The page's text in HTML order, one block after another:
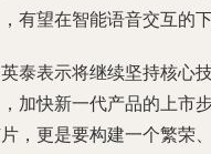
有望在智能语音交互的
泰表示将继续坚持核心
加快新一代产品的上市
，更是要构建一个繁荣